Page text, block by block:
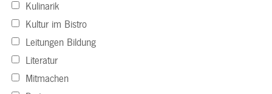
Kulinarik
Kultur im Bistro
Leitungen Bildung
Literatur
Mitmachen